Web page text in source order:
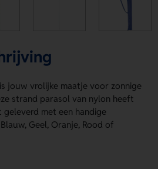
jouw vrolijke maatje voor zonnige
strand parasol van nylon heeft
met een handige
Geel, Oranje, Rood of
een logo, naam of eigen